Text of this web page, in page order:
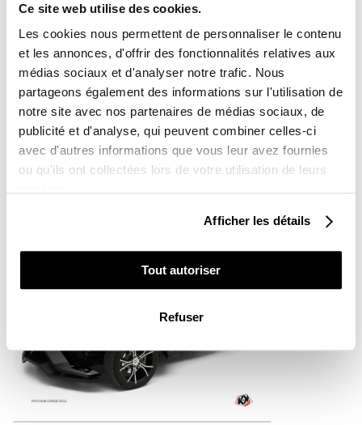
Ce site web utilise des cookies.
Les cookies nous permettent de personnaliser le contenu
et les annonces, d'offrir des fonctionnalités relatives aux
médias sociaux et d'analyser notre trafic. Nous
partageons également des informations sur l'utilisation de
notre site avec nos partenaires de médias sociaux, de
publicité et d'analyse, qui peuvent combiner celles-ci
avec d'autres informations que vous leur avez fournies
ou qu'ils ont collectées lors de votre utilisation de leurs
Afficher les détails
Tout autoriser
Refuser
POLARIS ROADSTER STAGE GRAPHIC KIT
RED
À partir de €725.00